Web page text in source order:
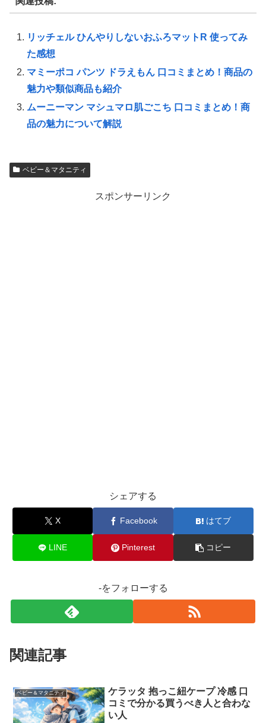
リッチェル ひんやりしないおふろマットR 使ってみ
た感想
マミーポコ パンツ ドラえもん 口コミまとめ！商品の
魅力や類似商品も紹介
ムーニーマン マシュマロ肌ごこち 口コミまとめ！商
品の魅力について解説
ベビー＆マタニティ
スポンサーリンク
シェアする
X Facebook はてブ
LINE Pinterest コピー
-をフォローする
関連記事
ベビー＆マタニティ
ケラッタ 抱っこ紐ケープ 冷感 口
コミで分かる買うべき人と合わな
い人